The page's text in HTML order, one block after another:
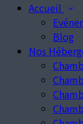
Accueil
Blog
Nos